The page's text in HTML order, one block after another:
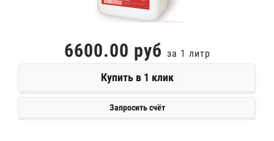
6600.00 руб за 1 литр
Купить в 1 клик
Запросить счёт